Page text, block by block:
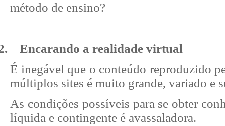
método de ensino?
Encarando a realidade virtual
É inegável que o conteúdo reproduzido
múltiplos sites é muito grande, variado e
As condições possíveis para se obter
líquida e contingente é avassaladora.